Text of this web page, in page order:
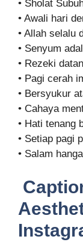
• Sholat
• Awali hari
• Allah selalu
• Senyum
• Rezeki
• Pagi cerah
• Bersyukur
• Cahaya
• Hati tenang
• Setiap pagi
• Salam